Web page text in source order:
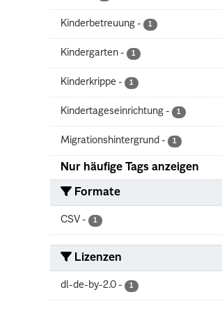
Kinderbetreuung - 1
Kindergarten - 1
Kinderkrippe - 1
Kindertageseinrichtung - 1
Migrationshintergrund - 1
Nur häufige Tags anzeigen
Formate
CSV - 1
Lizenzen
dl-de-by-2.0 - 1